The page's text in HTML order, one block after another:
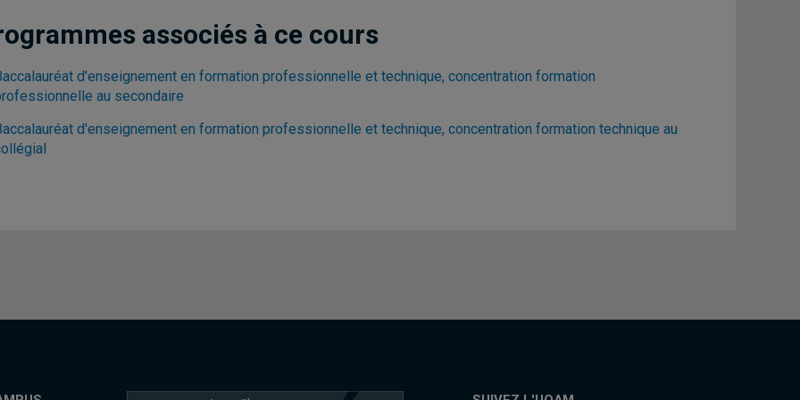
associés à ce cours
d'enseignement en formation professionnelle et technique, concentration formation
au secondaire
d'enseignement en formation professionnelle et technique, concentration formation technique au